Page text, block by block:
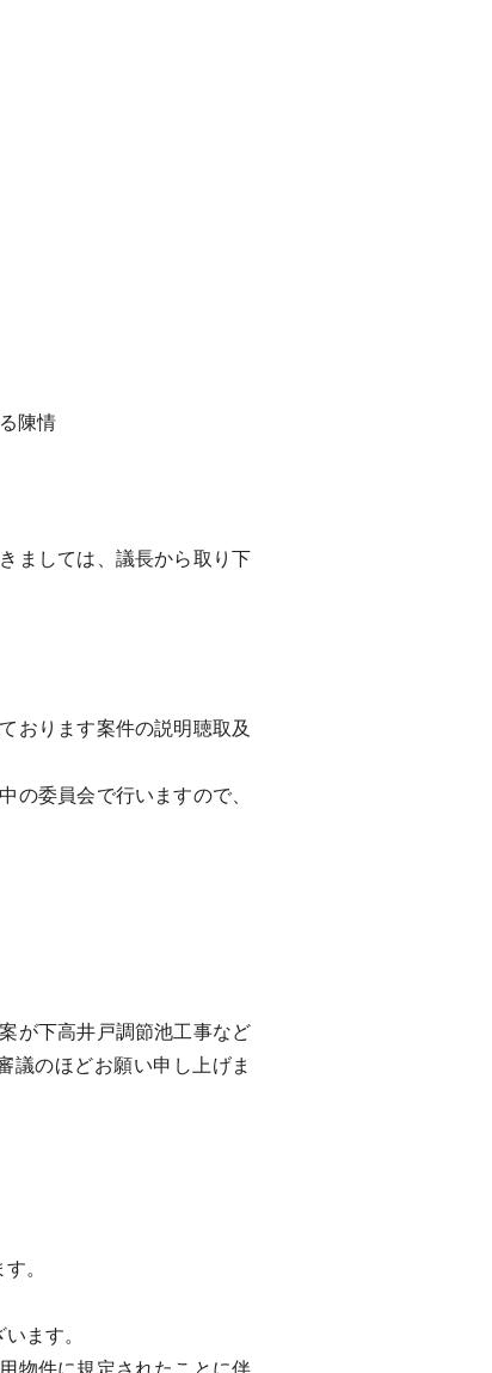
陳情
ましては、議長から取り下
おります案件の説明聴取及
委員会で行いますので、
が下高井戸調節池工事など
議のほどお願い申し上げま
。
ます。
物件に規定されたことに伴